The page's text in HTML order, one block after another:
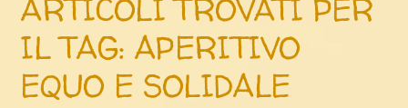
ARTICOLI TROVATI PER
IL TAG: APERITIVO
EQUO E SOLIDALE